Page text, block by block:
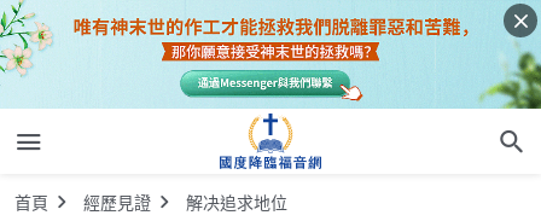
首頁 經歷見證 解决追求地位